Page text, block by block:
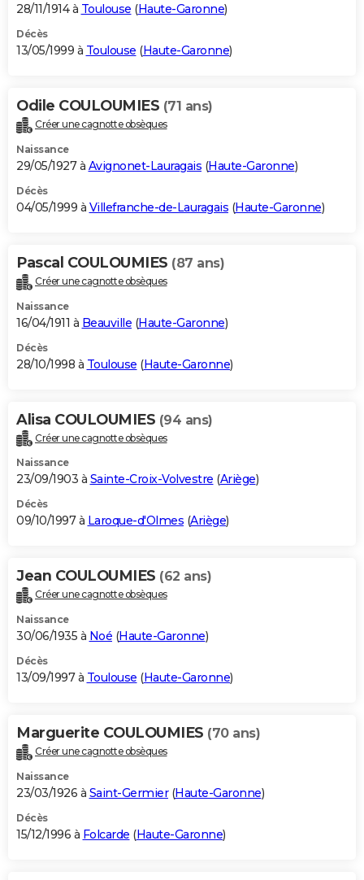
28/11/1914 à Toulouse (Haute-Garonne)
Décès
13/05/1999 à Toulouse (Haute-Garonne)
Odile COULOUMIES (71 ans)
Créer une cagnotte obsèques
Naissance
29/05/1927 à Avignonet-Lauragais (Haute-Garonne)
Décès
04/05/1999 à Villefranche-de-Lauragais (Haute-Garonne)
Pascal COULOUMIES (87 ans)
Créer une cagnotte obsèques
Naissance
16/04/1911 à Beauville (Haute-Garonne)
Décès
28/10/1998 à Toulouse (Haute-Garonne)
Alisa COULOUMIES (94 ans)
Créer une cagnotte obsèques
Naissance
23/09/1903 à Sainte-Croix-Volvestre (Ariège)
Décès
09/10/1997 à Laroque-d'Olmes (Ariège)
Jean COULOUMIES (62 ans)
Créer une cagnotte obsèques
Naissance
30/06/1935 à Noé (Haute-Garonne)
Décès
13/09/1997 à Toulouse (Haute-Garonne)
Marguerite COULOUMIES (70 ans)
Créer une cagnotte obsèques
Naissance
23/03/1926 à Saint-Germier(Haute-Garonne)
Décès
15/12/1996 à Folcarde (Haute-Garonne)